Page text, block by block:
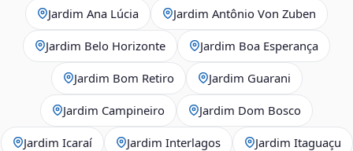
Jardim Ana Lúcia Jardim Antônio Von Zuben
Jardim Belo Horizonte Jardim Boa Esperança
Jardim Bom Retiro Jardim Guarani
Jardim Campineiro Jardim Dom Bosco
Jardim Icaraí Jardim Interlagos Jardim Itaguaçu